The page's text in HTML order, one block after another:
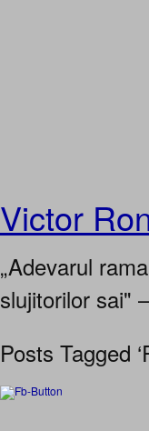
Victor
„Adevarul
slujitorilor sai"
Posts Tagged